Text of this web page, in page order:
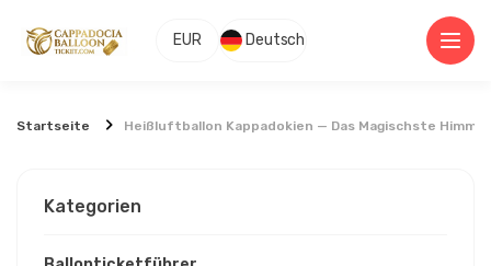
EUR Deutsch
Startseite Heißluftballon Kappadokien — Das Magischste
Kategorien